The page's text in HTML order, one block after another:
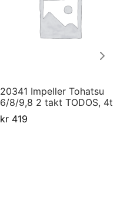
20341 Impeller Tohatsu
6/8/9,8 2 takt TODOS, 4t
kr419